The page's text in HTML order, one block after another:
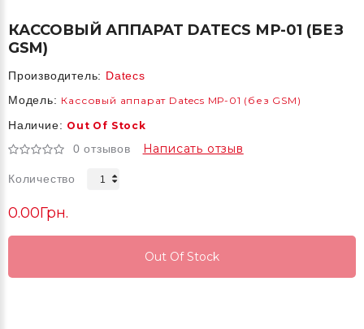
КАССОВЫЙ АППАРАТ DATECS МР-01 (БЕЗ
GSM)
Производитель: Datecs
Модель: Кассовый аппарат Datecs МР-01 (без GSM)
Наличие: Out Of Stock
0 отзывов Написать отзыв
Количество
0.00Грн.
Out Of Stock
Out Of Stock